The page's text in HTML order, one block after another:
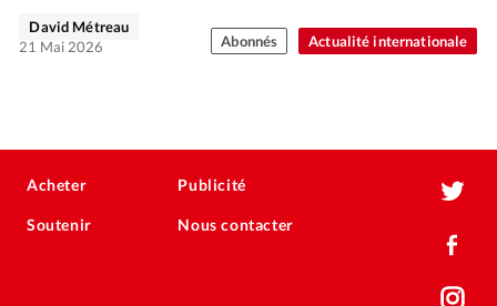
Actualité internationale
David Métreau
21 Mai 2026
Abonnés
Acheter
Soutenir
Publicité
Nous contacter